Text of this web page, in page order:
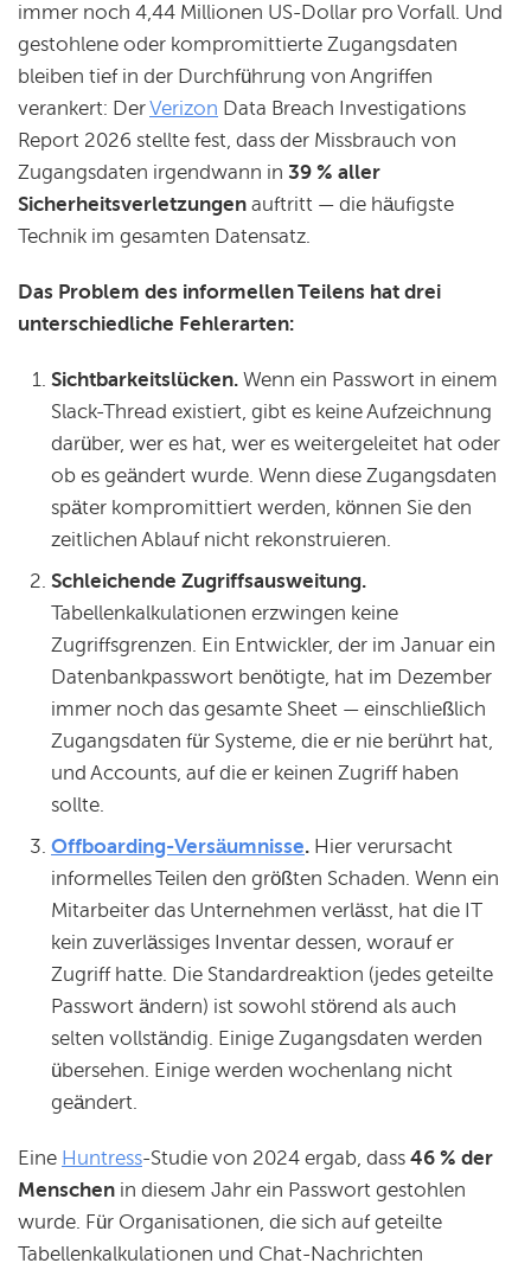
immer noch 4,44 Millionen US-Dollar pro Vorfall. Und
gestohlene oder kompromittierte Zugangsdaten
bleiben tief in der Durchführung von Angriffen
verankert: DerVerizon Data Breach Investigations
Report 2026 stellte fest, dass der Missbrauch von
Zugangsdaten irgendwann in 39 % aller
Sicherheitsverletzungen auftritt — die häufigste
Technik im gesamten Datensatz.
Das Problem des informellen Teilens hat drei
unterschiedliche Fehlerarten:
Sichtbarkeitslücken. Wenn ein Passwort in einem
Slack-Thread existiert, gibt es keine Aufzeichnung
darüber, wer es hat, wer es weitergeleitet hat oder
ob es geändert wurde. Wenn diese Zugangsdaten
später kompromittiert werden, können Sie den
zeitlichen Ablauf nicht rekonstruieren.
Schleichende Zugriffsausweitung.
Tabellenkalkulationen erzwingen keine
Zugriffsgrenzen. Ein Entwickler, der im Januar ein
Datenbankpasswort benötigte, hat im Dezember
immer noch das gesamte Sheet — einschließlich
Zugangsdaten für Systeme, die er nie berührt hat,
und Accounts, auf die er keinen Zugriff haben
sollte.
Offboarding-Versäumnisse. Hier verursacht
informelles Teilen den größten Schaden. Wenn ein
Mitarbeiter das Unternehmen verlässt, hat die IT
kein zuverlässiges Inventar dessen, worauf er
Zugriff hatte. Die Standardreaktion (jedes geteilte
Passwort ändern) ist sowohl störend als auch
selten vollständig. Einige Zugangsdaten werden
übersehen. Einige werden wochenlang nicht
geändert.
Eine Huntress-Studie von 2024 ergab, dass 46 % der
Menschen in diesem Jahr ein Passwort gestohlen
wurde. Für Organisationen, die sich auf geteilte
Tabellenkalkulationen und Chat-Nachrichten